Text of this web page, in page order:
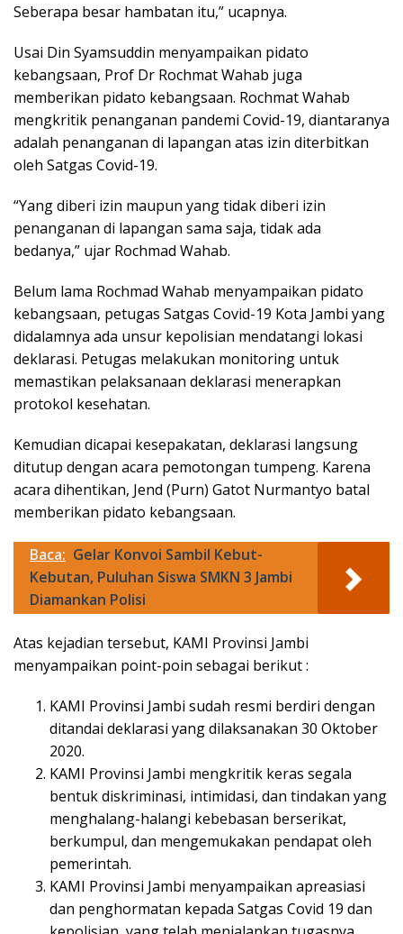
Seberapa besar hambatan itu,” ucapnya.
Usai Din Syamsuddin menyampaikan pidato
kebangsaan, Prof Dr Rochmat Wahab juga
memberikan pidato kebangsaan. Rochmat Wahab
mengkritik penanganan pandemi Covid-19, diantaranya
adalah penanganan di lapangan atas izin diterbitkan
oleh Satgas Covid-19.
“Yang diberi izin maupun yang tidak diberi izin
penanganan di lapangan sama saja, tidak ada
bedanya,” ujar Rochmad Wahab.
Belum lama Rochmad Wahab menyampaikan pidato
kebangsaan, petugas Satgas Covid-19 Kota Jambi yang
didalamnya ada unsur kepolisian mendatangi lokasi
deklarasi. Petugas melakukan monitoring untuk
memastikan pelaksanaan deklarasi menerapkan
protokol kesehatan.
Kemudian dicapai kesepakatan, deklarasi langsung
ditutup dengan acara pemotongan tumpeng. Karena
acara dihentikan, Jend (Purn) Gatot Nurmantyo batal
memberikan pidato kebangsaan.
Baca: Gelar Konvoi Sambil Kebut-
Kebutan, Puluhan Siswa SMKN 3 Jambi
Diamankan Polisi
Atas kejadian tersebut, KAMI Provinsi Jambi
menyampaikan point-poin sebagai berikut :
KAMI Provinsi Jambi sudah resmi berdiri dengan
ditandai deklarasi yang dilaksanakan 30 Oktober
2020.
KAMI Provinsi Jambi mengkritik keras segala
bentuk diskriminasi, intimidasi, dan tindakan yang
menghalang-halangi kebebasan berserikat,
berkumpul, dan mengemukakan pendapat oleh
pemerintah.
KAMI Provinsi Jambi menyampaikan apreasiasi
dan penghormatan kepada Satgas Covid 19 dan